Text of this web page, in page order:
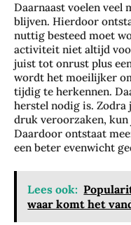
Daarnaast voelen veel
blijven. Hierdoor
nuttig besteed moet
activiteit niet altijd
juist tot onrust plus
wordt het moeilijker
tijdig te herkennen.
herstel nodig is. Zodra
druk veroorzaken, kun
Daardoor ontstaat
een beter evenwicht
Lees ook:
waar komt het